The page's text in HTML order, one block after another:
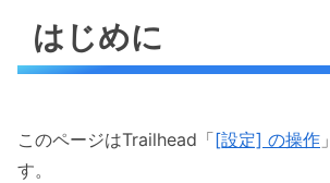
はじめに
このページはTrailhead「[設定] の操作
す。